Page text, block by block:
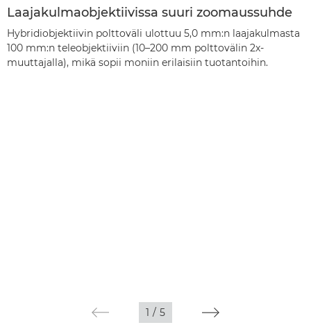
Laajakulmaobjektiivissa suuri zoomaussuhde
Hybridiobjektiivin polttoväli ulottuu 5,0 mm:n laajakulmasta
100 mm:n teleobjektiiviin (10–200 mm polttovälin 2x-
muuttajalla), mikä sopii moniin erilaisiin tuotantoihin.
1 / 5